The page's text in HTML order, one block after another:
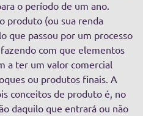
o período de um ano.
produto (ou sua renda
que passou por um processo
com que elementos
a ter um valor comercial
ou produtos finais. A
conceitos de produto é, no
daquilo que entrará ou não